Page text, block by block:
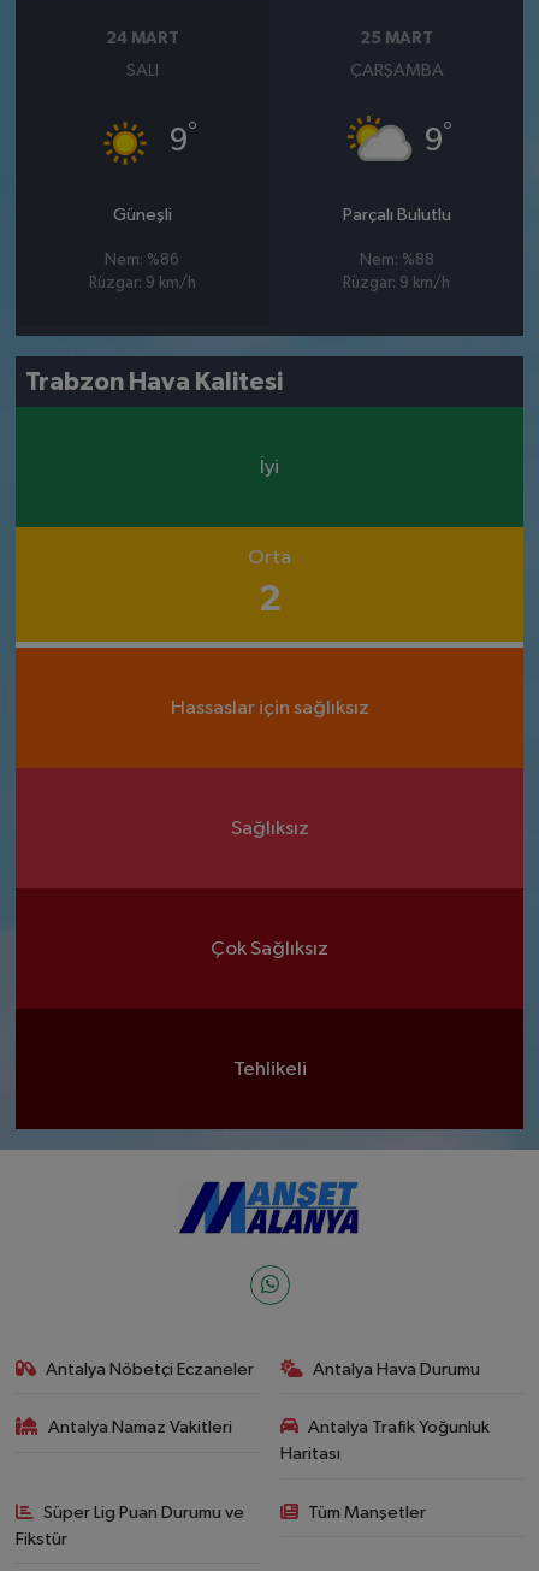
24 MART
SALI
9°
Güneşli
Nem: %86
Rüzgar: 9 km/h
25 MART
ÇARŞAMBA
9°
Parçalı Bulutlu
Nem: %88
Rüzgar: 9 km/h
Trabzon Hava Kalitesi
İyi
Orta
2
Hassaslar için sağlıksız
Sağlıksız
Çok Sağlıksız
Tehlikeli
Antalya Nöbetçi Eczaneler Antalya Hava Durumu
Antalya Namaz Vakitleri
Antalya Trafik Yoğunluk
Haritası
Süper Lig Puan Durumu ve
Fikstür
Tüm Manşetler